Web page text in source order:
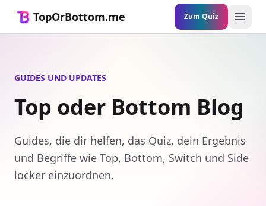
TopOrBottom.me Zum Quiz
GUIDES UND UPDATES
Top oder Bottom Blog
Guides, die dir helfen, das Quiz, dein Ergebnis
und Begriffe wie Top, Bottom, Switch und Side
locker einzuordnen.